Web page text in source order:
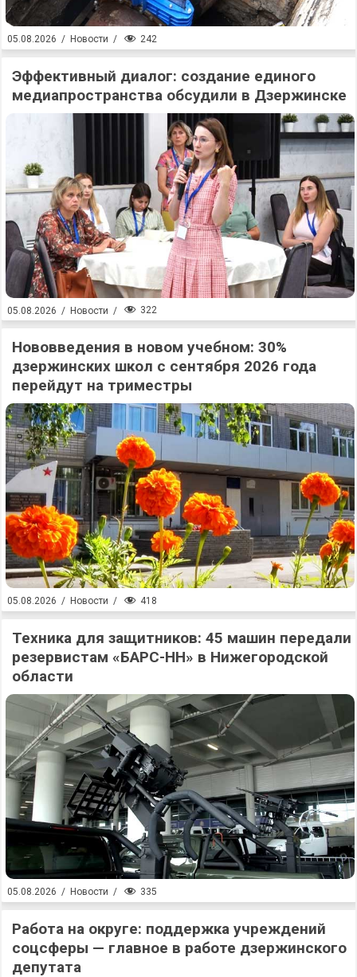
05.08.2026 / Новости / 242
Эффективный диалог: создание единого
медиапространства обсудили в Дзержинске
05.08.2026 / Новости / 322
Нововведения в новом учебном: 30%
дзержинских школ с сентября 2026 года
перейдут на триместры
05.08.2026 / Новости / 418
Техника для защитников: 45 машин передали
резервистам «БАРС-НН» в Нижегородской
области
05.08.2026 / Новости / 335
Работа на округе: поддержка учреждений
соцсферы — главное в работе дзержинского
депутата